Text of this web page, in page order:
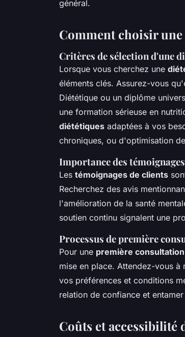
général.
Comment choisir
Critères de sélection d'une
Lorsque vous cherchez une
éléments clés. Assurez-vous
Diététique ou un diplôme
une formation sérieuse en
diététiques adaptées à vos
chroniques, ou d'optimisation
Importance des
Les témoignages de clients
Recherchez des avis
l'amélioration de la santé
soutien continu signalent une
Processus de première
Pour une première
mise en place. Attendez-vous
vos préférences et conditions
relation de confiance et
Coûts et accessibilité